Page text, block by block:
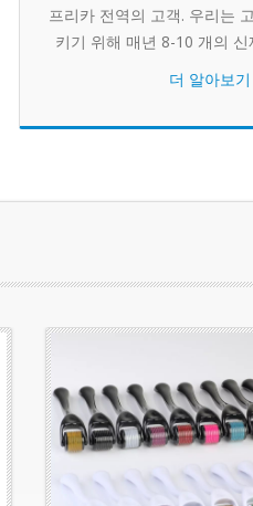
프리카 전역의 고객. 우리는
키기 위해 매년 8-10 개의
더 알아보기